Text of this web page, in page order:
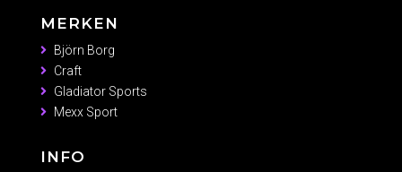
MERKEN
Björn Borg
Craft
Gladiator Sports
Mexx Sport
INFO